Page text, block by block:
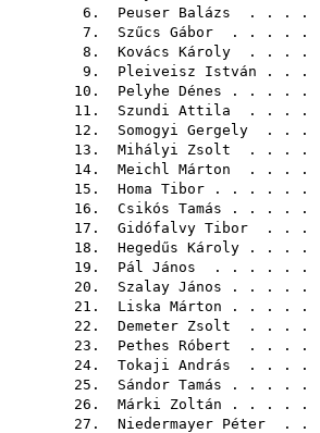
6. Peuser Balázs . . . .
7. Szűcs Gábor . . . . .
8. Kovács Károly . . . .
9. Pleiveisz István . . .
10. Pelyhe Dénes . . . . .
11. Szundi Attila . . . .
12. Somogyi Gergely . . .
13. Mihályi Zsolt . . . .
14. Meichl Márton . . . .
15. Homa Tibor . . . . . .
16. Csikós Tamás . . . . .
17. Gidófalvy Tibor . . .
18. Hegedűs Károly . . . .
19. Pál János . . . . . .
20. Szalay János . . . . .
21. Liska Márton . . . . .
22. Demeter Zsolt . . . .
23. Pethes Róbert . . . .
24. Tokaji András . . . .
25. Sándor Tamás . . . . .
26. Márki Zoltán . . . . .
27. Niedermayer Péter . .